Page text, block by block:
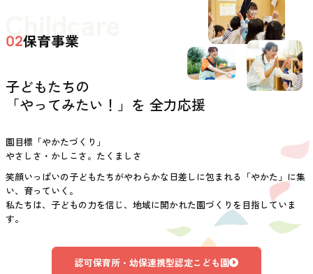
Childcare
02保育事業
子どもたちの
「やってみたい！」を 全力応援
園目標「やかたづくり」
やさしさ・かしこさ。たくましさ
笑顔いっぱいの子どもたちがやわらかな日差しに包まれる「やかた」に集
い、育っていく。
私たちは、子どもの力を信じ、地域に開かれた園づくりを目指していま
す。
認可保育所・幼保連携型認定こども園